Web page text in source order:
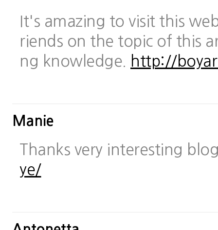
It's amazing to visit this
riends on the topic of this
ng knowledge.
http://
Manie
Thanks very interesting
ye/